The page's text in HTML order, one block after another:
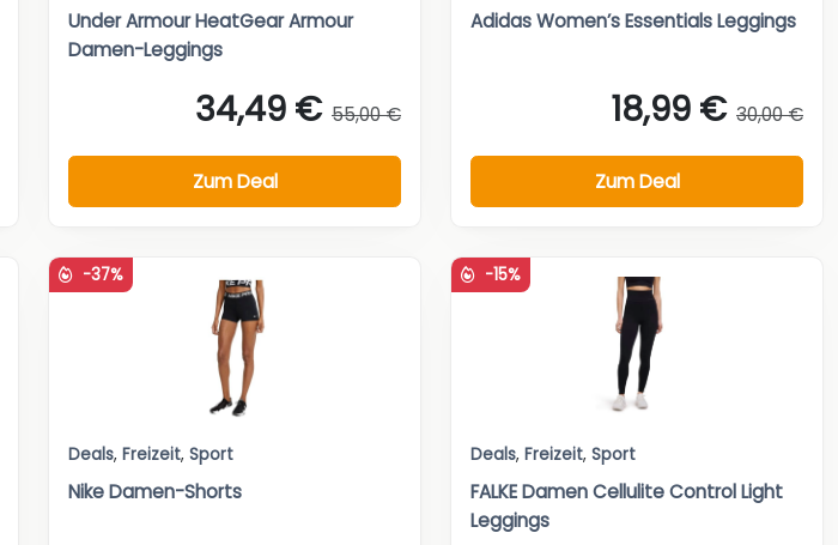
Under Armour HeatGear Armour
Damen-Leggings
34,49 € 55,00 €
Zum Deal
Adidas Women’s Essentials Leggings
18,99 € 30,00 €
Zum Deal
-37%
Deals, Freizeit, Sport
Nike Damen-Shorts
-15%
Deals, Freizeit, Sport
FALKE Damen Cellulite Control Light
Leggings